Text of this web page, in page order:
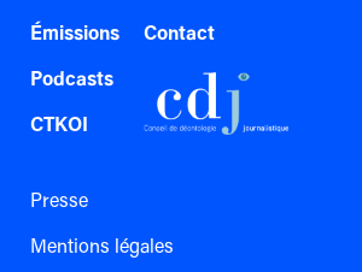
Émissions
Podcasts
CTKOI
Contact
Presse
Mentions légales